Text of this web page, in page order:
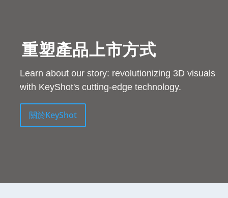
重塑產品上市方式
Learn about our story: revolutionizing 3D visuals
with KeyShot's cutting-edge technology.
關於KeyShot